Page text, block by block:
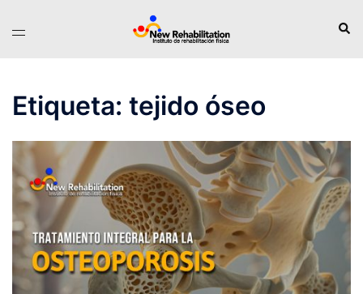
Alternar
Etiqueta: tejido óseo